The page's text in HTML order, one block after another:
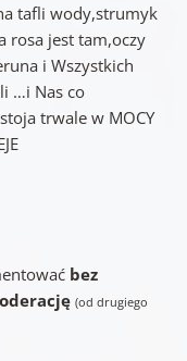
tafli wody,strumyk
rosa jest tam,oczy
i Wszystkich
…i Nas co
trwale w MOCY
bez
(od drugiego